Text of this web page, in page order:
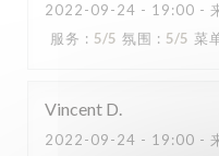
2022-09-24 - 19:00 -
服务 : 5/5 氛围 : 5/5 菜
Vincent D
2022-09-24 - 19:00 -